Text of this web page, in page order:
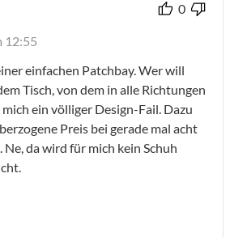
0
12:55
einfachen Patchbay. Wer will
Tisch, von dem in alle Richtungen
ein völliger Design-Fail. Dazu
Preis bei gerade mal acht
da wird für mich kein Schuh